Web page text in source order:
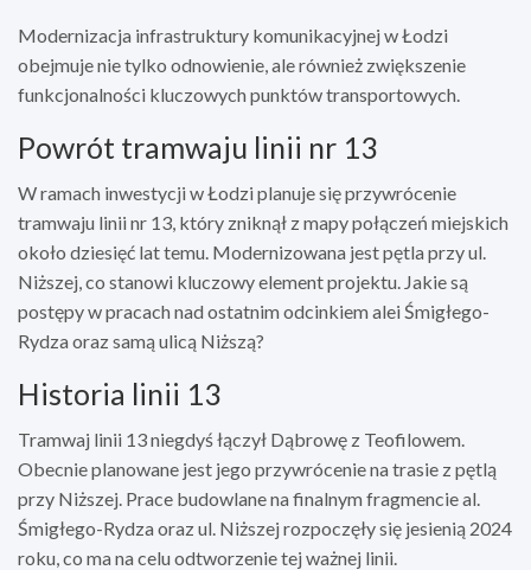
Modernizacja infrastruktury komunikacyjnej w Łodzi
obejmuje nie tylko odnowienie, ale również zwiększenie
funkcjonalności kluczowych punktów transportowych.
Powrót tramwaju linii nr 13
W ramach inwestycji w Łodzi planuje się przywrócenie
tramwaju linii nr 13, który zniknął z mapy połączeń miejskich
około dziesięć lat temu. Modernizowana jest pętla przy ul.
Niższej, co stanowi kluczowy element projektu. Jakie są
postępy w pracach nad ostatnim odcinkiem alei Śmigłego-
Rydza oraz samą ulicą Niższą?
Historia linii 13
Tramwaj linii 13 niegdyś łączył Dąbrowę z Teofilowem.
Obecnie planowane jest jego przywrócenie na trasie z pętlą
przy Niższej. Prace budowlane na finalnym fragmencie al.
Śmigłego-Rydza oraz ul. Niższej rozpoczęły się jesienią 2024
roku, co ma na celu odtworzenie tej ważnej linii.